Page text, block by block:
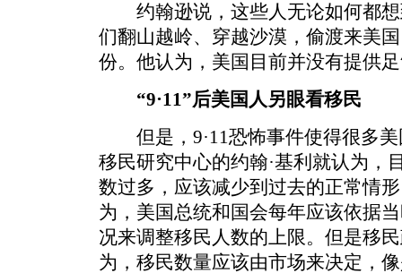
约翰逊说，这些人无论如何都想
们翻山越岭、穿越沙漠，偷渡来美
份。他认为，美国目前并没有提供
“9·11”后美国人另眼看移民
但是，9·11恐怖事件使得很多美
移民研究中心的约翰·基利就认为，
数过多，应该减少到过去的正常情
为，美国总统和国会每年应该依据
况来调整移民人数的上限。但是移
为，移民数量应该由市场来决定，